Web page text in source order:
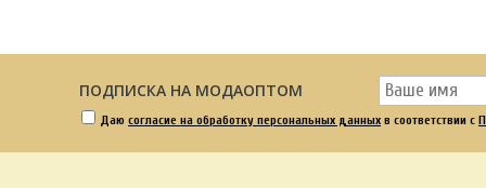
ПОДПИСКА НА МОДАОПТОМ
Даю согласие на обработку персональных данных в соответствии с